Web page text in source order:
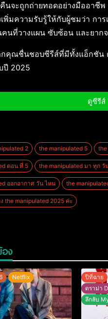
คืนจะถูกถ่ายทอดอย่างมืออาชี
พิ่มความรับรู้ให้กับผู้ชมว่า กา
คนที่วางแผน ซับซ้อน และยาก
คุณชื่นชอบซีรีส์ที่มีทั้งแอ็กชัน
ปี 2025
ดูซีรีส์
2 the manipulated 5 the
ตอน ที่ 5 the manipulated มา ทุก วั
ออกอากาศ วัน ไหน the
ง the manipulated 2025 ค่ะ
อง
Netflix
ปีที่ฉาย
ดราม่า
ลึกลับ